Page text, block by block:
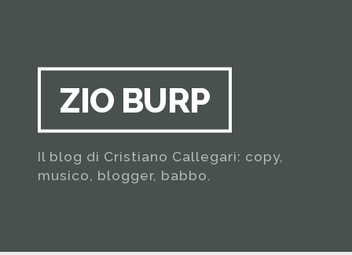
ZIO BURP
Il blog di Cristiano Callegari: copy,
musico, blogger, babbo.